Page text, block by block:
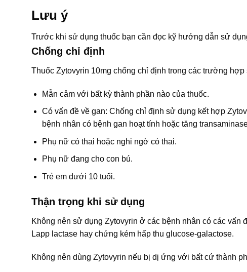
Lưu ý
Trước khi sử dụng thuốc bạn cần đọc kỹ hướng dẫn sử
Chống chỉ định
Thuốc Zytovyrin 10mg chống chỉ định trong các trường hợp
Mẫn cảm với bất kỳ thành phần nào của thuốc.
Có vấn đề về gan: Chống chỉ định sử dụng kết hợp
bệnh nhân có bệnh gan hoạt tính hoặc tăng
Phụ nữ có thai hoặc nghi ngờ có thai.
Phụ nữ đang cho con bú.
Trẻ em dưới 10 tuổi.
Thận trọng khi sử dụng
Không nên sử dụng Zytovyrin ở các bệnh nhân có các
Lapp lactase hay chứng kém hấp thu glucose-galactose.
Không nên dùng Zytovyrin nếu bị dị ứng với bất cứ thành